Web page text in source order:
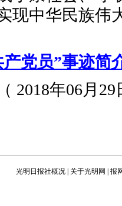
现中华民族伟
党员”事迹简
年06月29
光明日报社概况 关于光明网 报